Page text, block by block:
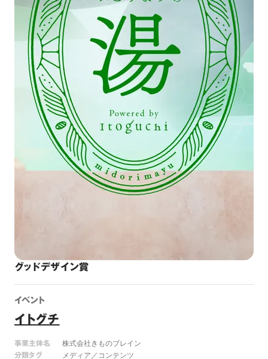
グッドデザイン賞
イベント
イトグチ
事業主体名
株式会社きものブレイン
分類タグ
メディア／コンテンツ